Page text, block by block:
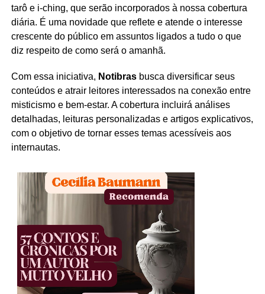
tarô e i-ching, que serão incorporados à nossa cobertura
diária. É uma novidade que reflete e atende o interesse
crescente do público em assuntos ligados a tudo o que
diz respeito de como será o amanhã.
Com essa iniciativa, Notibrasbusca diversificar seus
conteúdos e atrair leitores interessados ​​na conexão entre
misticismo e bem-estar. A cobertura incluirá análises
detalhadas, leituras personalizadas e artigos explicativos,
com o objetivo de tornar esses temas acessíveis aos
internautas.